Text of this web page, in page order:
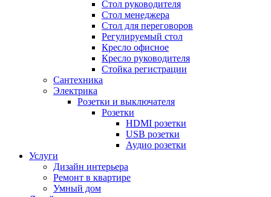
Стол руководителя
Стол менеджера
Стол для переговоров
Регулируемый стол
Кресло офисное
Кресло руководителя
Стойка регистрации
Сантехника
Электрика
Розетки и выключателя
Розетки
HDMI розетки
USB розетки
Аудио розетки
Услуги
Дизайн интерьера
Ремонт в квартире
Умный дом